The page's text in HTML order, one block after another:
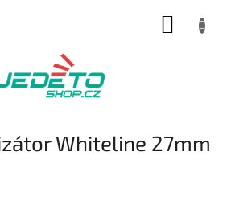
Whiteline 27mm